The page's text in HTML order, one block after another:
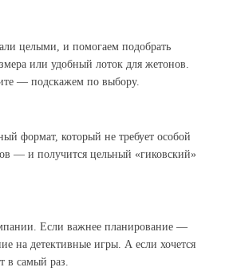
целыми, и помогаем подобрать
или удобный лоток для жетонов.
— подскажем по выбору.
формат, который не требует особой
— и получится цельный «гиковский»
Если важнее планирование —
на детективные игры. А если хочется
в самый раз.